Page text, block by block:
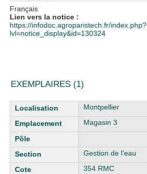
Français
Lien vers la notice :
https://infodoc.agroparistech.fr/index.php?
lvl=notice_display&id=130324
EXEMPLAIRES (1)
Liste des exemplaires
Montpellier
Magasin 3
Gestion de l'eau
354 RMC